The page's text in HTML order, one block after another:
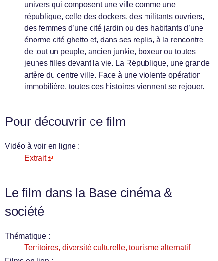
univers qui composent une ville comme une
république, celle des dockers, des militants ouvriers,
des femmes d’une cité jardin ou des habitants d’une
énorme cité ghetto et, dans ses replis, à la rencontre
de tout un peuple, ancien junkie, boxeur ou toutes
jeunes filles devant la vie. La République, une grande
artère du centre ville. Face à une violente opération
immobilière, toutes ces histoires viennent se rejouer.
Pour découvrir ce film
Vidéo à voir en ligne :
Extrait
Le film dans la Base cinéma &
société
Thématique :
Territoires, diversité culturelle, tourisme alternatif